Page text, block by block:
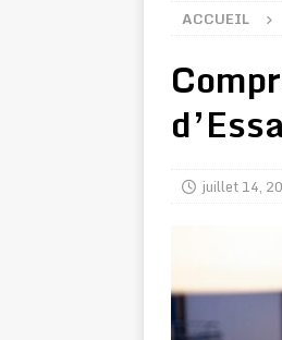
ACCUEIL
juillet 14,